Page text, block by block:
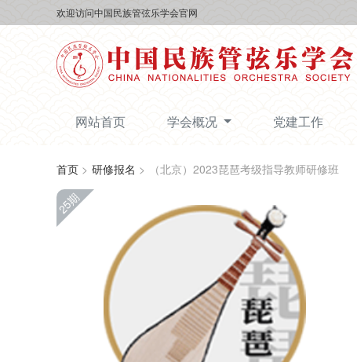
欢迎访问中国民族管弦乐学会官网
网站首页 学会概况 党建工作
首页 > 研修报名 > （北京）2023琵琶考级指导教师研修班
25期